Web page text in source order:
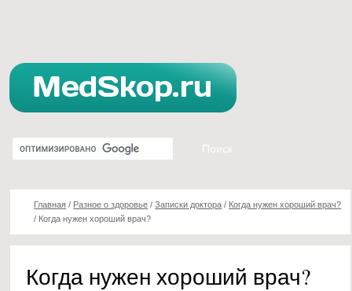
Главная / Разное о здоровье /Записки доктора / Когда нужен хороший врач?
/ Когда нужен хороший врач?
Когда нужен хороший врач?